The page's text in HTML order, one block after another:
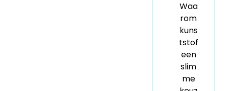
Waa
rom
kuns
tstof
een
slim
me